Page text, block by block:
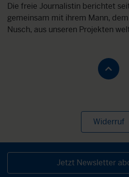
Die freie Journalistin berichtet
gemeinsam mit ihrem Mann,
Nusch, aus unseren Projekten
Widerruf
Jetzt Newsletter